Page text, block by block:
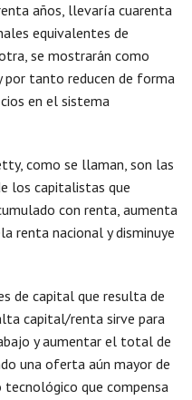
años, llevaría cuarenta
equivalentes de
se mostrarán como
por tanto reducen de forma
en el sistema
como se llaman, son las
los capitalistas que
con renta, aumenta
renta nacional y disminuye
de capital que resulta de
capital/renta sirve para
y aumentar el total de
una oferta aún mayor de
tecnológico que compensa